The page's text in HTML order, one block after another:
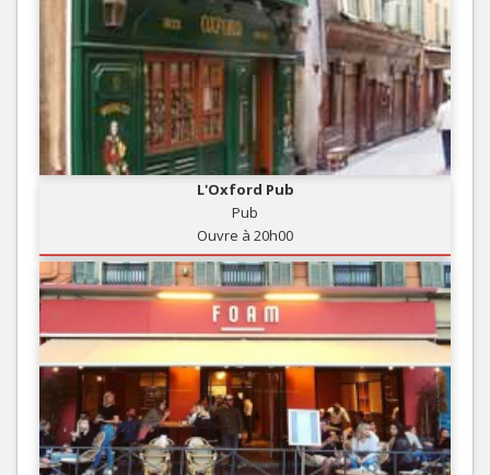
L'Oxford Pub
Pub
Ouvre à 20h00